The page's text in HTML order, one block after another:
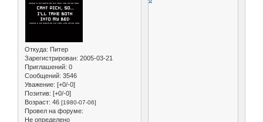
Откуда: Питер
Зарегистрирован: 2005-03-21
Приглашений: 0
Сообщений: 3546
Уважение: [+0/-0]
Позитив: [+0/-0]
Возраст: 46 [1980-07-06]
Провел на форуме:
Не определено